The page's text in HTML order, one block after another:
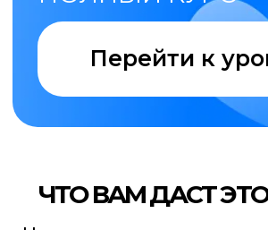
Вы научитесь самостоятельно
и профессионально проводить
эффективные рекламные кампании
Прохождение курса позволит